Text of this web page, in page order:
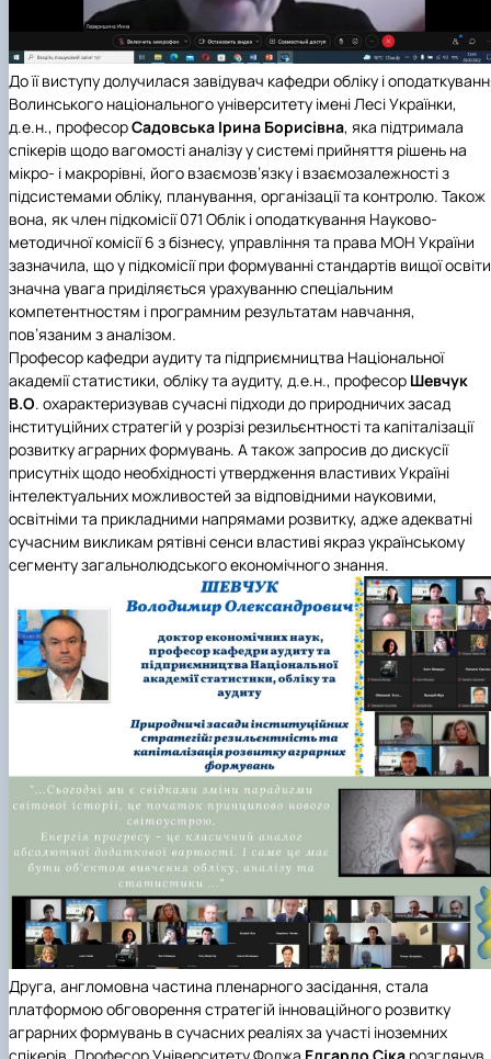
До її виступу долучилася завідувач кафедри обліку і
Волинського національного університету імені Лесі Українки,
д.е.н., професорСадовська Ірина Борисівна, яка підтримала
спікерів щодо вагомості аналізу у системі прийняття рішень на
мікро- і макрорівні, його взаємозв’язку і взаємозалежності з
підсистемами обліку, планування, організації та контролю. Також
вона, як член підкомісії 071 Облік і оподаткування Науково-
методичної комісії 6 з бізнесу, управління та права МОН України
зазначила, що у підкомісії при формуванні стандартів вищої освіти
значна увага приділяється урахуванню спеціальним
компетентностям і програмним результатам навчання,
пов’язаним з аналізом.
Професор кафедри аудиту та підприємництва Національної
академії статистики, обліку та аудиту, д.е.н., професор Шевчук
В.О. охарактеризував сучасні підходи до природничих засад
інституційних стратегій у розрізі резильєнтності та капіталізації
розвитку аграрних формувань. А також запросив до дискусії
присутніх щодо необхідності утвердження властивих Україні
інтелектуальних можливостей за відповідними науковими,
освітніми та прикладними напрямами розвитку, адже адекватні
сучасним викликам рятівні сенси властиві якраз українському
сегменту загальнолюдського економічного знання.
Друга, англомовна частина пленарного засідання, стала
платформою обговорення стратегій інноваційного розвитку
аграрних формувань в сучасних реаліях за участі іноземних